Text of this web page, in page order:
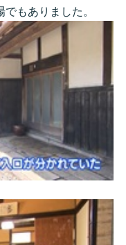
もありました。